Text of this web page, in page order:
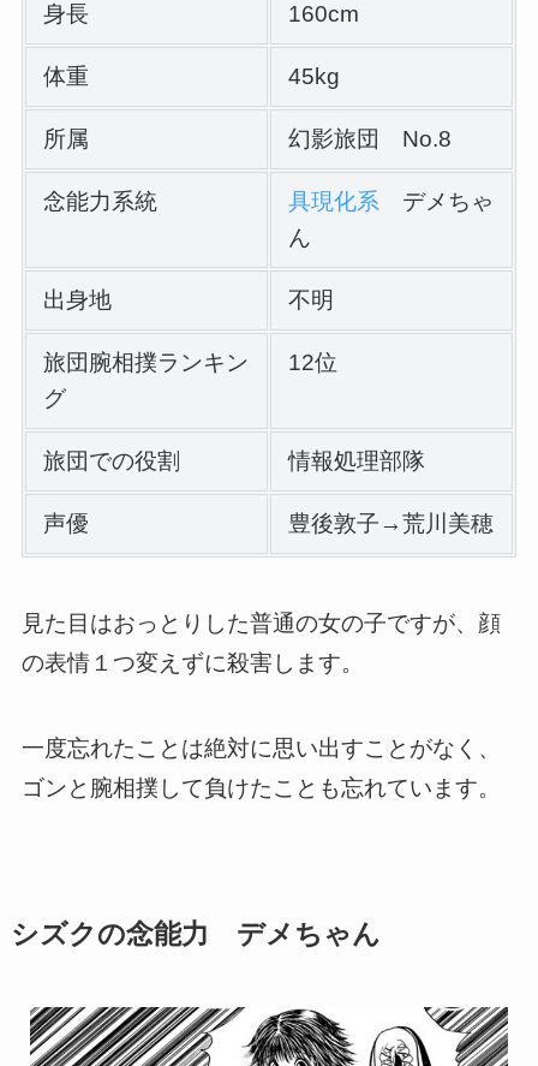
身長 160cm
体重 45kg
所属 幻影旅団 No.8
念能力系統 具現化系 デメちゃ
ん
出身地 不明
旅団腕相撲ランキン
グ
12位
旅団での役割 情報処理部隊
声優 豊後敦子→荒川美穂
見た目はおっとりした普通の女の子ですが、顔
の表情１つ変えずに殺害します。
一度忘れたことは絶対に思い出すことがなく、
ゴンと腕相撲して負けたことも忘れています。
シズクの念能力 デメちゃん